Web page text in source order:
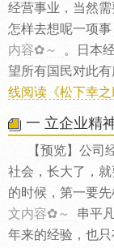
经营事业，当然
怎样去想呢一项事
内容✿～
。日本
望所有国民对此有
线阅读《松下幸
一 立企业精
【预览】公司
社会，长大了，
的时候，第一要先
文内容✿～
串平
年来的经验，也